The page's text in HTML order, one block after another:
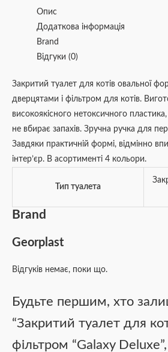
Опис
Додаткова інформація
Brand
Відгуки (0)
Закритий туалет для котів овальної
дверцятами і фільтром для котів.
високоякісного нетоксичного
не вбирає запахів. Зручна ручка для
Завдяки практичній формі, відмінно
інтер’єр. В асортименті 4 кольори.
Тип туалета
Brand
Georplast
Відгуків немає, поки що.
Будьте першим, хто
“Закритий туалет для
фільтром “Galaxy